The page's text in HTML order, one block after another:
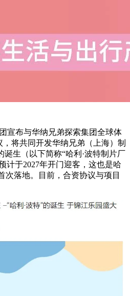
布与华纳兄弟探索集团全球体
将共同开发华纳兄弟（上海）制
生（以下简称“哈利·波特制片厂
计于2027年开门迎客，这也是哈
次落地。目前，合资协议与项目